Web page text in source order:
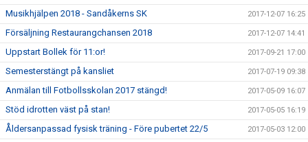
Musikhjälpen 2018 - Sandåkerns SK 2017-12-07 16:25
Försäljning Restaurangchansen 2018 2017-12-07 14:41
Uppstart Bollek för 11:or! 2017-09-21 17:00
Semesterstängt på kansliet 2017-07-19 09:38
Anmälan till Fotbollsskolan 2017 stängd! 2017-05-09 16:07
Stöd idrotten väst på stan! 2017-05-05 16:19
Åldersanpassad fysisk träning - Före pubertet 22/5 2017-05-03 12:00